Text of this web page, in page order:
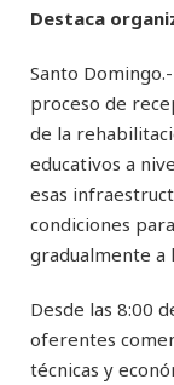
Destaca
Santo
proceso de
de la
educativos a
esas
condiciones
gradualmente a
Desde las 8:00
oferentes
técnicas y